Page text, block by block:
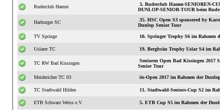
Ruderclub Hamm
3. Ruderclub Hamm-SENIOREN-
DUNLOP-SENIOR-TOUR beim
Harburger SC
35. HSC Open S3 sponsered by
Dunlop Senior Tour
TV Springe 10. Springer Trophy S6 im Rahmen
Uslarer TC 19. Bergbräu Trophy Uslar S4 im
TC RW Bad Kissingen
Senioren Open Bad Kissingen 2017
Senior Tour
Meidericher TC 03 its-Open 2017 im Rahmen der
TC Stadtwald Hilden 11. Stadtwald-
ETB Schwarz Weiss e.V. 5. ETB Cup S5 im Rahmen der